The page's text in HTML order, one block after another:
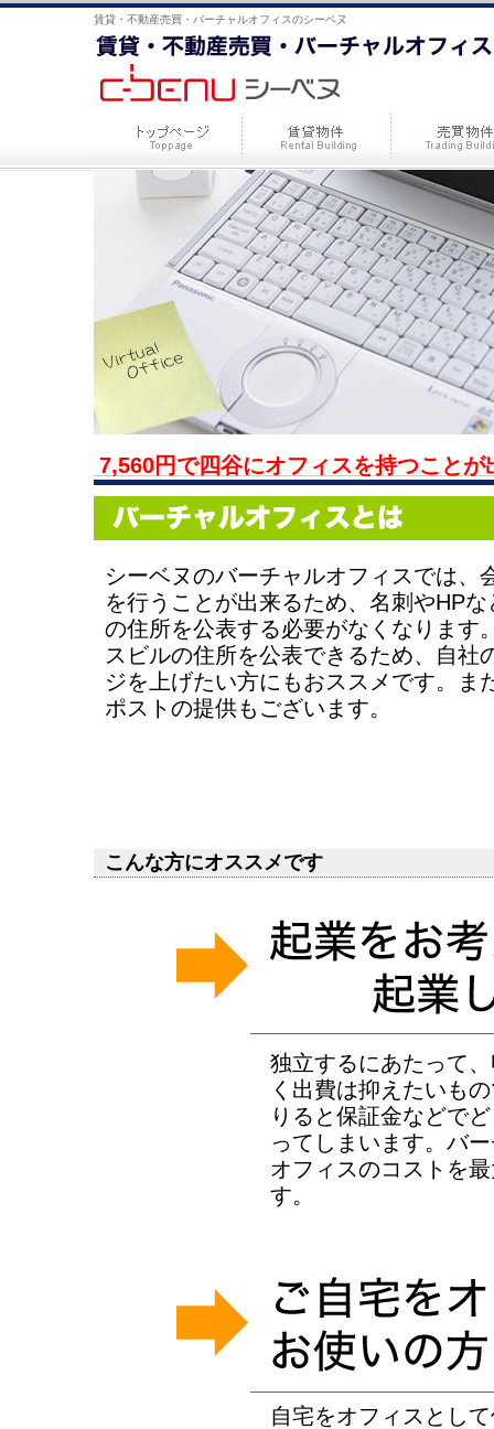
賃貸・不動産売買・バーチャルオフィスのシーベヌ
7,560円で四谷にオフィスを持つことが
シーベヌのバーチャルオフィスでは、
を行うことが出来るため、名刺やHPな
の住所を公表する必要がなくなります
スビルの住所を公表できるため、自社
ジを上げたい方にもおススメです。ま
ポストの提供もございます。
こんな方にオススメです
独立するにあたって
く出費は抑えたいも
りると保証金などで
ってしまいます。バ
オフィスのコストを
す。
自宅をオフィスとし